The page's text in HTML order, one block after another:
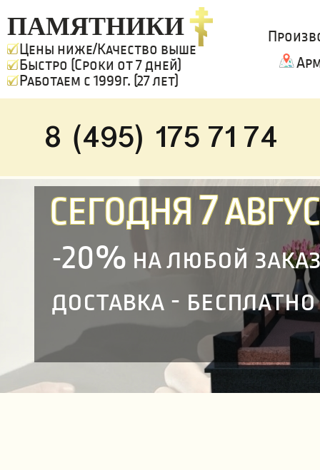
ПАМЯТНИКИ
Цены ниже/Качество выше
Быстро (Сроки от 7 дней)
Работаем с 1999г. (27 лет)
8 (495) 175 71 74
СЕГОДНЯ7
-20% на любой
доставка - бесплатно